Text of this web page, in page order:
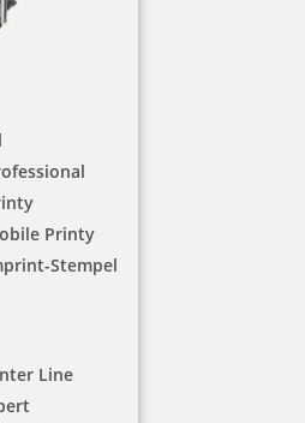
Printy
Stempel
Line
neue, barrierefreie Welt,
Haptische
für Menschen mit
ideal, wirken aber
und ermöglichen